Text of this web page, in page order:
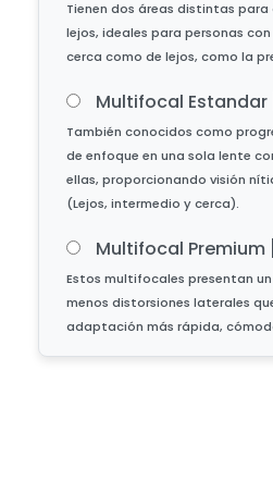
Multifocal Estandar
Multifocal Premium